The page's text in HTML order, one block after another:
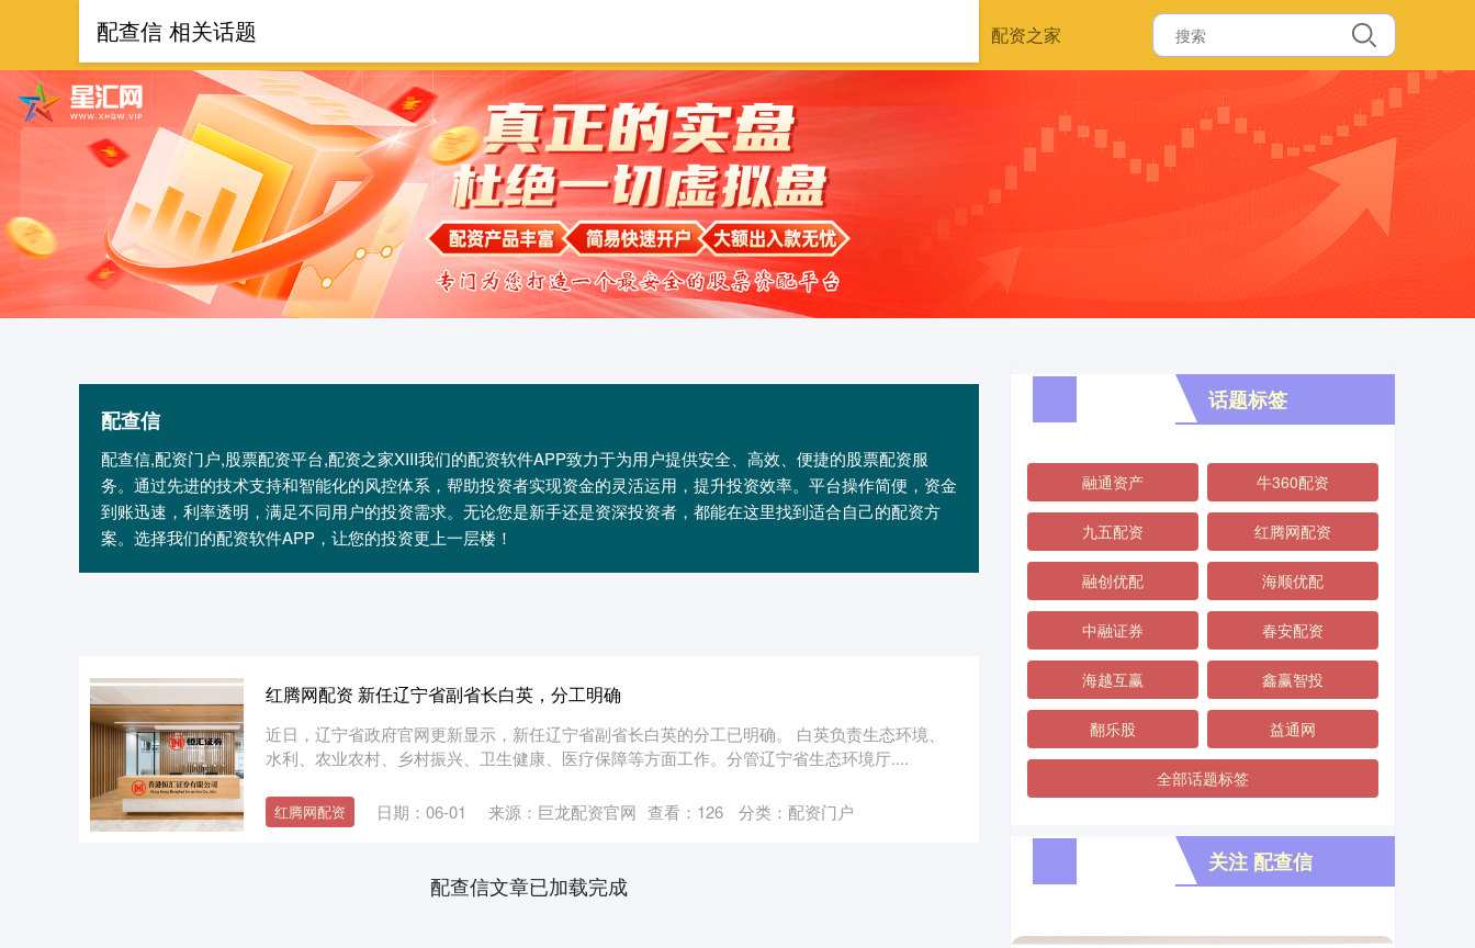
配资之家
配查信
配查信,配资门户,股票配资平台,配资之家XIII‌我们的配资软件APP致力于为用户提供安全、高效、便捷的股票配资服
务。通过先进的技术支持和智能化的风控体系，帮助投资者实现资金的灵活运用，提升投资效率。平台操作简便，资金
到账迅速，利率透明，满足不同用户的投资需求。无论您是新手还是资深投资者，都能在这里找到适合自己的配资方
案。选择我们的配资软件APP，让您的投资更上一层楼！
配查信 相关话题
红腾网配资 新任辽宁省副省长白英，分工明确
近日，辽宁省政府官网更新显示，新任辽宁省副省长白英的分工已明确。 白英负责生态环境、
水利、农业农村、乡村振兴、卫生健康、医疗保障等方面工作。分管辽宁省生态环境厅....
红腾网配资 日期：06-01 来源：巨龙配资官网 查看： 126 分类： 配资门户
配查信文章已加载完成
话题标签
融通资产 牛360配资
九五配资 红腾网配资
融创优配 海顺优配
中融证券 春安配资
海越互赢 鑫赢智投
翻乐股 益通网
全部话题标签
关注 配查信